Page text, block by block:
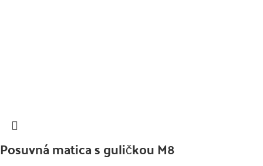
Posuvná matica s guličkou M8